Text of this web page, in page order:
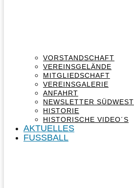
VORSTANDSCHAFT
VEREINSGELÄNDE
MITGLIEDSCHAFT
VEREINSGALERIE
ANFAHRT
NEWSLETTER SÜDWEST
HISTORIE
HISTORISCHE VIDEO´S
AKTUELLES
FUSSBALL